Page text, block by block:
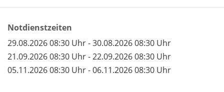
Notdienstzeiten
29.08.2026 08:30 Uhr - 30.08.2026 08:30 Uhr
21.09.2026 08:30 Uhr - 22.09.2026 08:30 Uhr
05.11.2026 08:30 Uhr - 06.11.2026 08:30 Uhr